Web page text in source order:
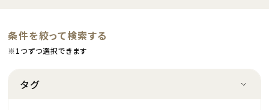
条件を絞って検索する
※1つずつ選択できます
タグ